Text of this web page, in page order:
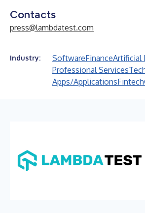
Contacts
press@lambdatest.com
Industry: SoftwareFinanceArtificial
Professional Services
Apps/ApplicationsFintech